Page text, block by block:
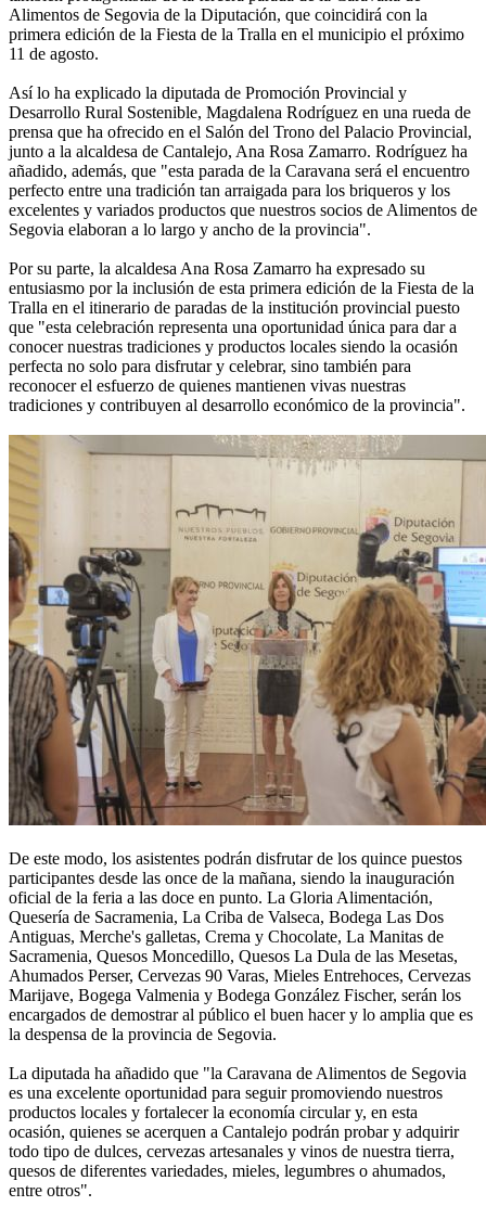
Alimentos de Segovia de la Diputación, que coincidirá con la
primera edición de la Fiesta de la Tralla en el municipio el próximo
11 de agosto.
Así lo ha explicado la diputada de Promoción Provincial y
Desarrollo Rural Sostenible, Magdalena Rodríguez en una rueda de
prensa que ha ofrecido en el Salón del Trono del Palacio Provincial,
junto a la alcaldesa de Cantalejo, Ana Rosa Zamarro. Rodríguez ha
añadido, además, que "esta parada de la Caravana será el encuentro
perfecto entre una tradición tan arraigada para los briqueros y los
excelentes y variados productos que nuestros socios de Alimentos de
Segovia elaboran a lo largo y ancho de la provincia".
Por su parte, la alcaldesa Ana Rosa Zamarro ha expresado su
entusiasmo por la inclusión de esta primera edición de la Fiesta de la
Tralla en el itinerario de paradas de la institución provincial puesto
que "esta celebración representa una oportunidad única para dar a
conocer nuestras tradiciones y productos locales siendo la ocasión
perfecta no solo para disfrutar y celebrar, sino también para
reconocer el esfuerzo de quienes mantienen vivas nuestras
tradiciones y contribuyen al desarrollo económico de la provincia".
De este modo, los asistentes podrán disfrutar de los quince puestos
participantes desde las once de la mañana, siendo la inauguración
oficial de la feria a las doce en punto. La Gloria Alimentación,
Quesería de Sacramenia, La Criba de Valseca, Bodega Las Dos
Antiguas, Merche's galletas, Crema y Chocolate, La Manitas de
Sacramenia, Quesos Moncedillo, Quesos La Dula de las Mesetas,
Ahumados Perser, Cervezas 90 Varas, Mieles Entrehoces, Cervezas
Marijave, Bogega Valmenia y Bodega González Fischer, serán los
encargados de demostrar al público el buen hacer y lo amplia que es
la despensa de la provincia de Segovia.
La diputada ha añadido que "la Caravana de Alimentos de Segovia
es una excelente oportunidad para seguir promoviendo nuestros
productos locales y fortalecer la economía circular y, en esta
ocasión, quienes se acerquen a Cantalejo podrán probar y adquirir
todo tipo de dulces, cervezas artesanales y vinos de nuestra tierra,
quesos de diferentes variedades, mieles, legumbres o ahumados,
entre otros".